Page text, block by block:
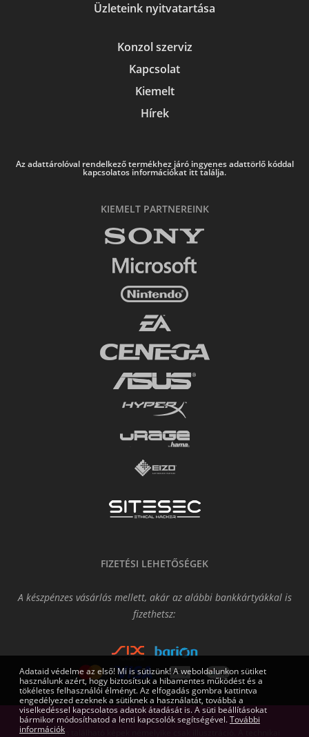
Üzleteink nyitvatartása
Konzol szerviz
Kapcsolat
Kiemelt
Hírek
Az adattárolóval rendelkező termékhez járó ingyenes adattörlő kóddal
kapcsolatos információkat itt találja.
KIEMELT PARTNEREINK
FIZETÉSI LEHETŐSÉGEK
A készpénzes vásárlás mellett, akár az alábbi bankkártyákkal is
fizethetsz:
Az oldalon található képek némelyike csak illusztráció. A technikai
Adataid védelme az első! Mi is sütizünk! A weboldalunkon sütiket
használunk azért, hogy biztosítsuk a hibamentes működést és a
tökéletes felhasználói élményt. Az elfogadás gombra kattintva
engedélyezed ezeknek a sütiknek a használatát, továbbá a
viselkedéssel kapcsolatos adatok átadását is. A süti beállításokat
bármikor módosíthatod a lenti kapcsolók segítségével.További
információk